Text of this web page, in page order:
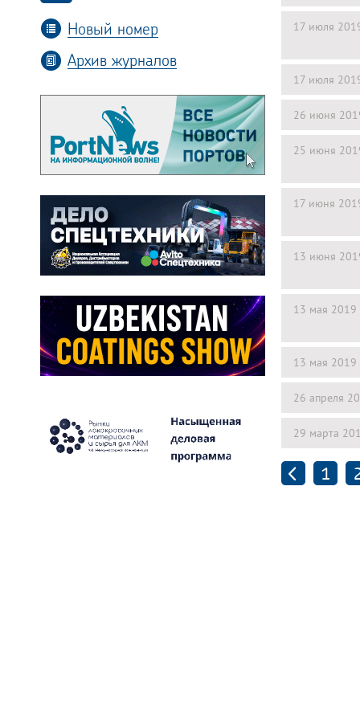
Новый номер
Архив журналов
17 июля
17 июля
26 июня
25 июня
17 июня
13 июня
13 мая 2019
13 мая 2019
26 апреля
29 марта
1